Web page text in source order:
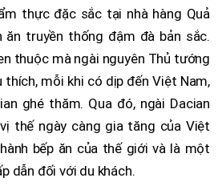
thực đặc sắc tại nhà hàng Quả
ăn truyền thống đậm đà bản sắc.
thuộc mà ngài nguyên Thủ tướng
thích, mỗi khi có dịp đến Việt Nam,
ghé thăm. Qua đó, ngài Dacian
thế ngày càng gia tăng của Việt
bếp ăn của thế giới và là một
dẫn đối với du khách.